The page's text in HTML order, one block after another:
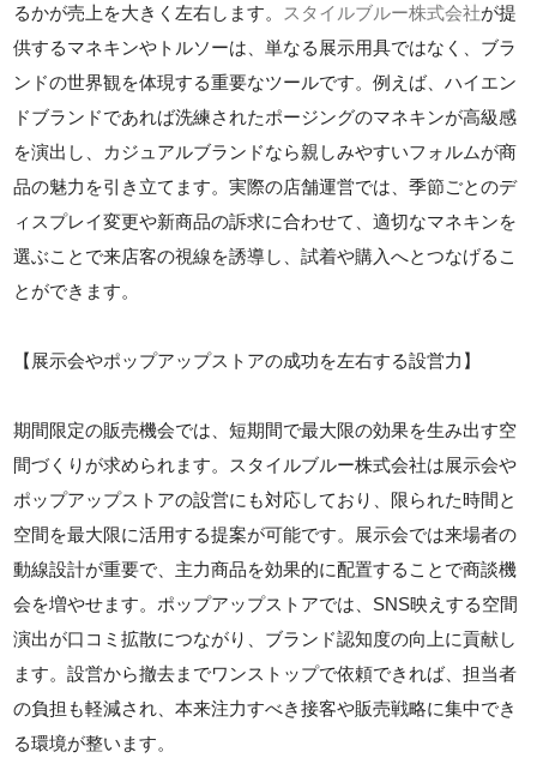
るかが売上を大きく左右します。
スタイルブルー株式会社が提
供するマネキンやトルソーは、単なる展示用具ではなく、ブラ
ンドの世界観を体現する重要なツールです。例えば、ハイエン
ドブランドであれば洗練されたポージングのマネキンが高級感
を演出し、カジュアルブランドなら親しみやすいフォルムが商
品の魅力を引き立てます。実際の店舗運営では、季節ごとのデ
ィスプレイ変更や新商品の訴求に合わせて、適切なマネキンを
選ぶことで来店客の視線を誘導し、試着や購入へとつなげるこ
とができます。
【展示会やポップアップストアの成功を左右する設営力】
期間限定の販売機会では、短期間で最大限の効果を生み出す空
間づくりが求められます。スタイルブルー株式会社は展示会や
ポップアップストアの設営にも対応しており、限られた時間と
空間を最大限に活用する提案が可能です。展示会では来場者の
動線設計が重要で、主力商品を効果的に配置することで商談機
会を増やせます。ポップアップストアでは、SNS映えする空間
演出が口コミ拡散につながり、ブランド認知度の向上に貢献し
ます。設営から撤去までワンストップで依頼できれば、担当者
の負担も軽減され、本来注力すべき接客や販売戦略に集中でき
る環境が整います。